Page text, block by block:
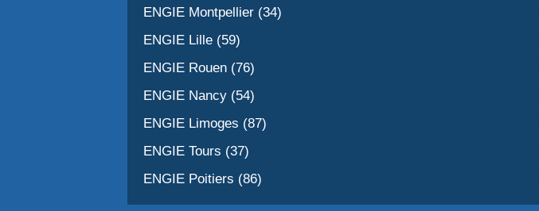
ENGIE Montpellier (34)
ENGIE Lille (59)
ENGIE Rouen (76)
ENGIE Nancy (54)
ENGIE Limoges (87)
ENGIE Tours (37)
ENGIE Poitiers (86)